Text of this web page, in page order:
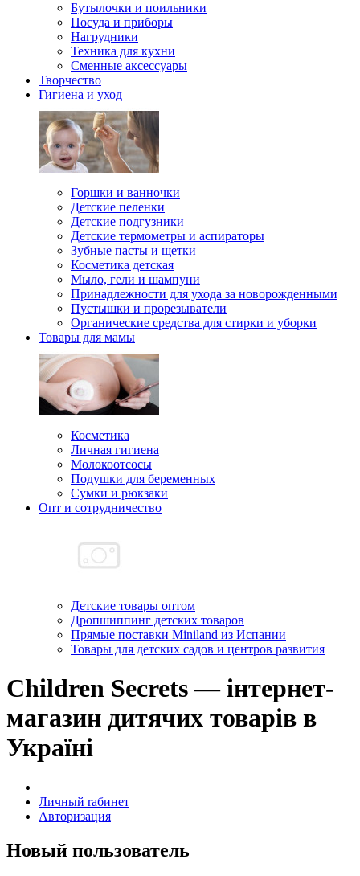
Бутылочки и поильники
Посуда и приборы
Нагрудники
Техника для кухни
Сменные аксессуары
Творчество
Гигиена и уход
Горшки и ванночки
Детские пеленки
Детские подгузники
Детские термометры и аспираторы
Зубные пасты и щетки
Косметика детская
Мыло, гели и шампуни
Принадлежности для ухода за новорожденными
Пустышки и прорезыватели
Органические средства для стирки и уборки
Товары для мамы
Косметика
Личная гигиена
Молокоотсосы
Подушки для беременных
Сумки и рюкзаки
Опт и сотрудничество
Детские товары оптом
Дропшиппинг детских товаров
Прямые поставки Miniland из Испании
Товары для детских садов и центров развития
Children Secrets — інтернет-
магазин дитячих товарів в
Україні
Личный rабинет
Авторизация
Новый пользователь